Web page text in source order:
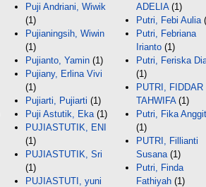
Puji Andriani, Wiwik
(1)
Pujianingsih, Wiwin
(1)
Pujianto, Yamin (1)
Pujiany, Erlina Vivi
(1)
Pujiarti, Pujiarti (1)
Puji Astutik, Eka (1)
PUJIASTUTIK, ENI
(1)
PUJIASTUTIK, Sri
(1)
PUJIASTUTI, yuni
ADELIA(1)
Putri, Febi Aulia
Putri, Febriana
Irianto (1)
Putri, Feriska
(1)
PUTRI, FIDDAR
TAHWIFA(1)
Putri, Fika
(1)
PUTRI, Fillianti
Susana (1)
Putri, Finda
Fathiyah (1)